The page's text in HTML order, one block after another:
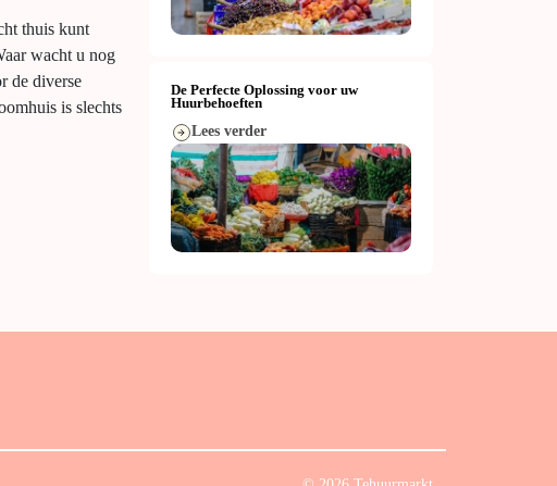
thuis kunt
wacht u nog
de diverse
is slechts
De Perfecte Oplossing voor uw
Huurbehoeften
Lees verder